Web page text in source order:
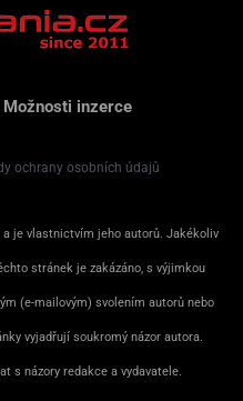
Možnosti inzerce
ochrany osobních údajů
je vlastnictvím jeho autorů. Jakékoliv
stránek je zakázáno, s výjimkou
(e-mailovým) svolením autorů nebo
vyjadřují soukromý názor autora.
s názory redakce a vydavatele.